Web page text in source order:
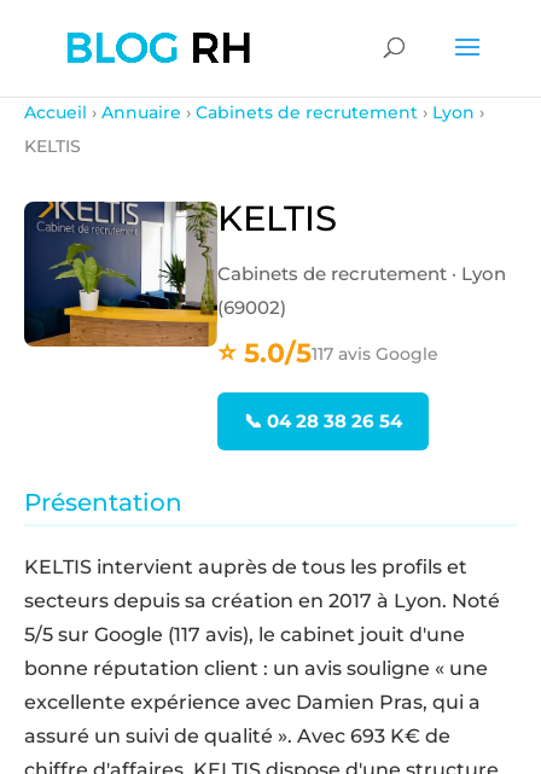
Accueil › Annuaire › Cabinets de recrutement › Lyon ›
KELTIS
KELTIS
Cabinets de recrutement · Lyon
(69002)
⭐ 5.0/5117 avis Google
📞 04 28 38 26 54
Présentation
KELTIS intervient auprès de tous les profils et
secteurs depuis sa création en 2017 à Lyon. Noté
5/5 sur Google (117 avis), le cabinet jouit d'une
bonne réputation client : un avis souligne « une
excellente expérience avec Damien Pras, qui a
assuré un suivi de qualité ». Avec 693 K€ de